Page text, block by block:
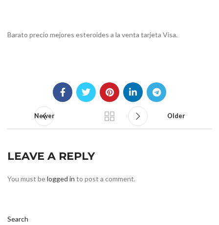
Barato precio mejores esteroides a la venta tarjeta Visa.
Newer Older
LEAVE A REPLY
You must belogged in to post a comment.
Search